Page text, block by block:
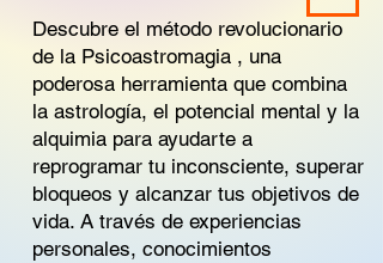
Descubre el método revolucionario
de la Psicoastromagia , una
poderosa herramienta que combina
la astrología, el potencial mental y la
alquimia para ayudarte a
reprogramar tu inconsciente, superar
bloqueos y alcanzar tus objetivos de
vida. A través de experiencias
personales, conocimientos